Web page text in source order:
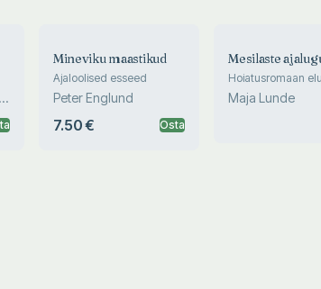
Mineviku maastikud
Ajaloolised esseed
Peter Englund
7.50 € Osta
Mesilaste
Hoiatusromaan
mesilasteta
Maja Lunde